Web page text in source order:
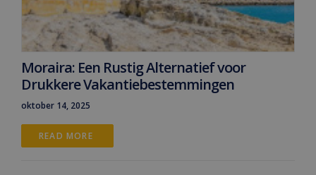
Moraira: Een Rustig Alternatief voor
Drukkere Vakantiebestemmingen
oktober 14, 2025
READ MORE